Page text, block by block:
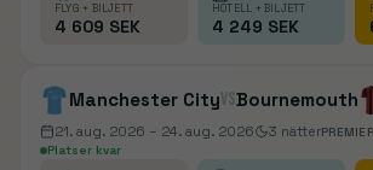
FLYG + BILJETT
4 609 SEK
HOTELL + BILJETT
4 249 SEK
Manchester CityvsBournemouth
21. aug. 2026 – 24. aug. 2026 3 nätter
Platser kvar